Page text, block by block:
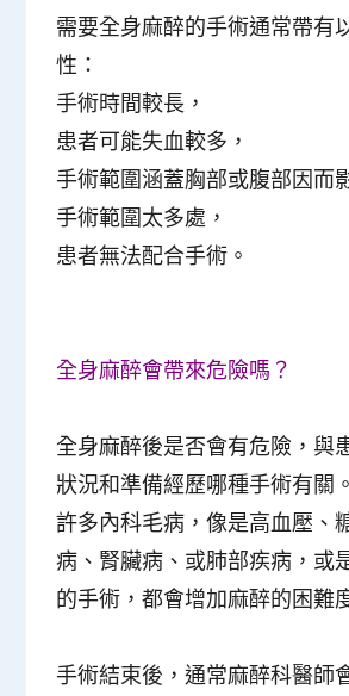
需要全身麻醉的手術通常帶有
性：
手術時間較長，
患者可能失血較多，
手術範圍涵蓋胸部或腹部因而
手術範圍太多處，
患者無法配合手術 。
全身麻醉會帶來危險嗎？
全身麻醉後是否會有危險，與
狀況和準備經歷哪種手術有關
許多內科毛病，像是高血壓、
病、腎臟病、或肺部疾病，或
的手術，都會增加麻醉的困難
手術結束後，通常麻醉科醫師